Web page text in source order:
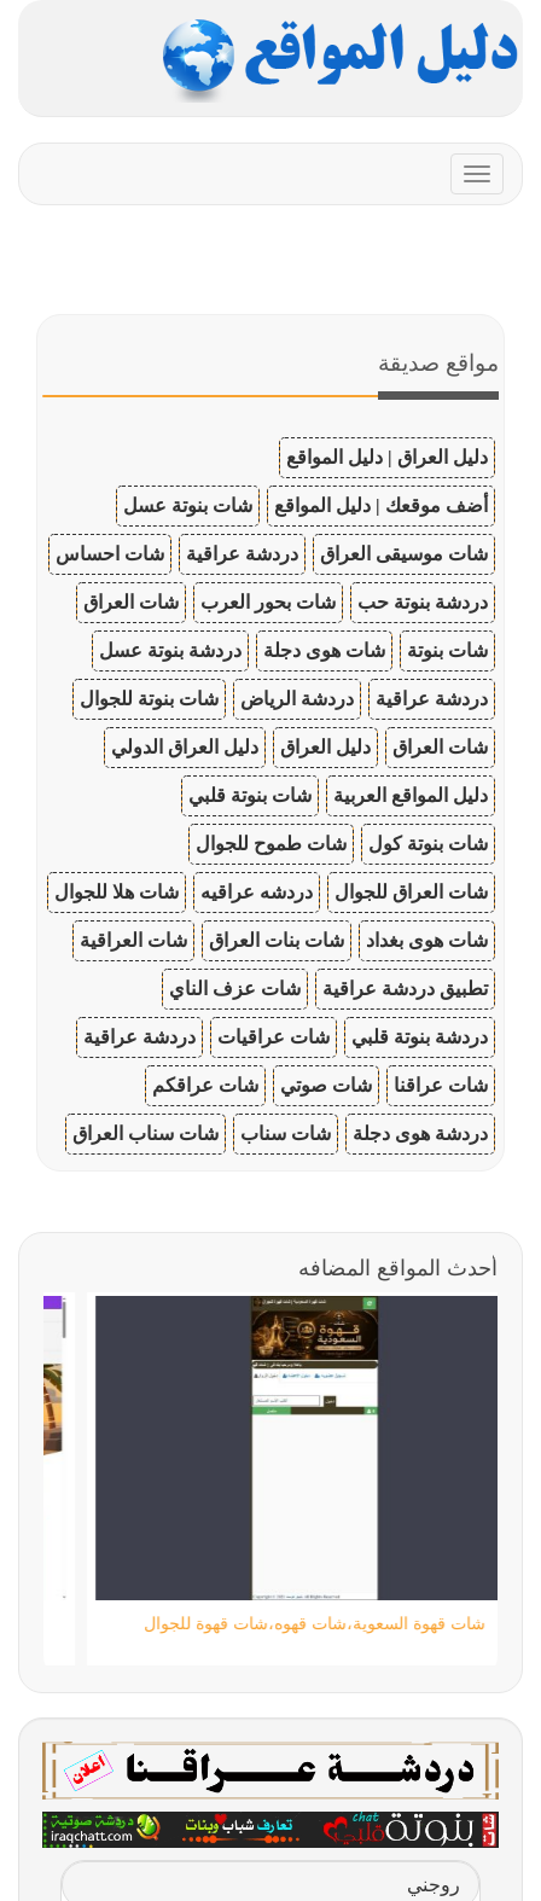
Toggle
navigation
مواقع صديقة
دليل العراق | دليل المواقع
أضف موقعك | دليل المواقع شات بنوتة عسل
شات موسيقى العراق دردشة عراقية شات احساس
دردشة بنوتة حب شات بحور العرب شات العراق
شات بنوتة شات هوى دجلة دردشة بنوتة عسل
دردشة عراقية دردشة الرياض شات بنوتة للجوال
شات العراق دليل العراق دليل العراق الدولي
دليل المواقع العربية شات بنوتة قلبي
شات بنوتة كول شات طموح للجوال
شات العراق للجوال دردشه عراقيه شات هلا للجوال
شات هوى بغداد شات بنات العراق شات العراقية
تطبيق دردشة عراقية شات عزف الناي
دردشة بنوتة قلبي شات عراقيات دردشة عراقية
شات عراقنا شات صوتي شات عراقكم
دردشة هوى دجلة شات سناب شات سناب العراق
أحدث المواقع المضافه
شات قهوة السعوية،شات قهوه،شات قهوة للجوال
روجني